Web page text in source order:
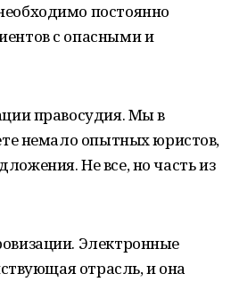
постоянно
с опасными и
правосудия. Мы в
немало опытных юристов,
Не все, но часть из
Электронные
отрасль, и она